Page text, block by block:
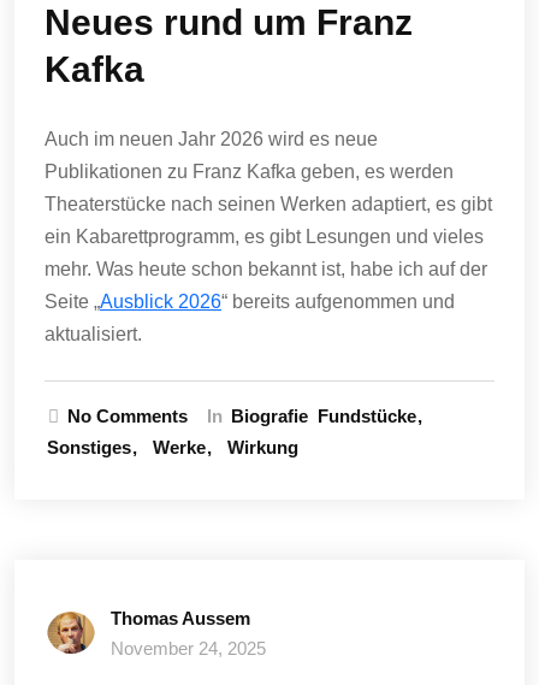
Neues rund um Franz
Kafka
Auch im neuen Jahr 2026 wird es neue
Publikationen zu Franz Kafka geben, es werden
Theaterstücke nach seinen Werken adaptiert, es gibt
ein Kabarettprogramm, es gibt Lesungen und vieles
mehr. Was heute schon bekannt ist, habe ich auf der
Seite „Ausblick 2026“ bereits aufgenommen und
aktualisiert.
No Comments In Biografie Fundstücke
Sonstiges
Werke Wirkung
Thomas Aussem
November 24, 2025